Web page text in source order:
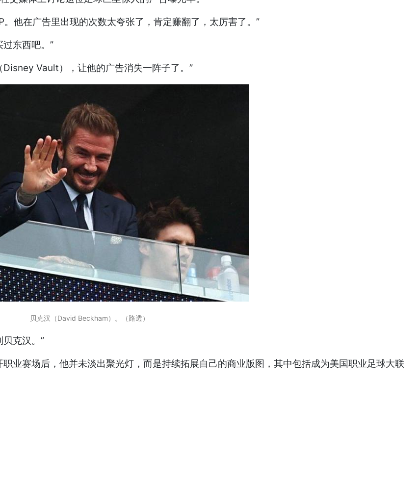
他在广告里出现的次数太夸张了，肯定赚翻了，太厉害了。”
东西吧。”
Vault），让他的广告消失一阵子了。”
贝克汉（David Beckham）。（路透）
克汉。”
业赛场后，他并未淡出聚光灯，而是持续拓展自己的商业版图，其中包括成为美国职业足球大联